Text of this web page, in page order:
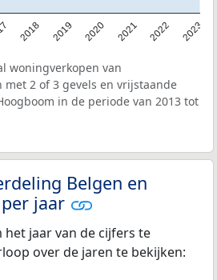
2018 2019 2020 2021 2022 2023
woningverkopen van
2 of 3 gevels en vrijstaande
in de periode van 2013 tot
Belgen en
jaar
jaar van de cijfers te
over de jaren te bekijken: